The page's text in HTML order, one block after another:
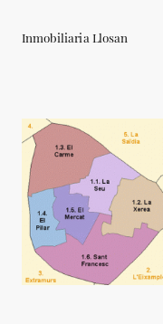
Inmobiliaria Llosan